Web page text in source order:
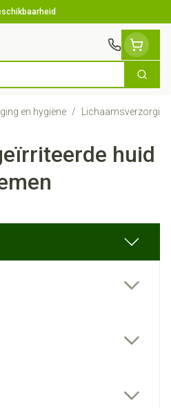
Zoek
en hygiëne / Lichaamsverzorging
huid